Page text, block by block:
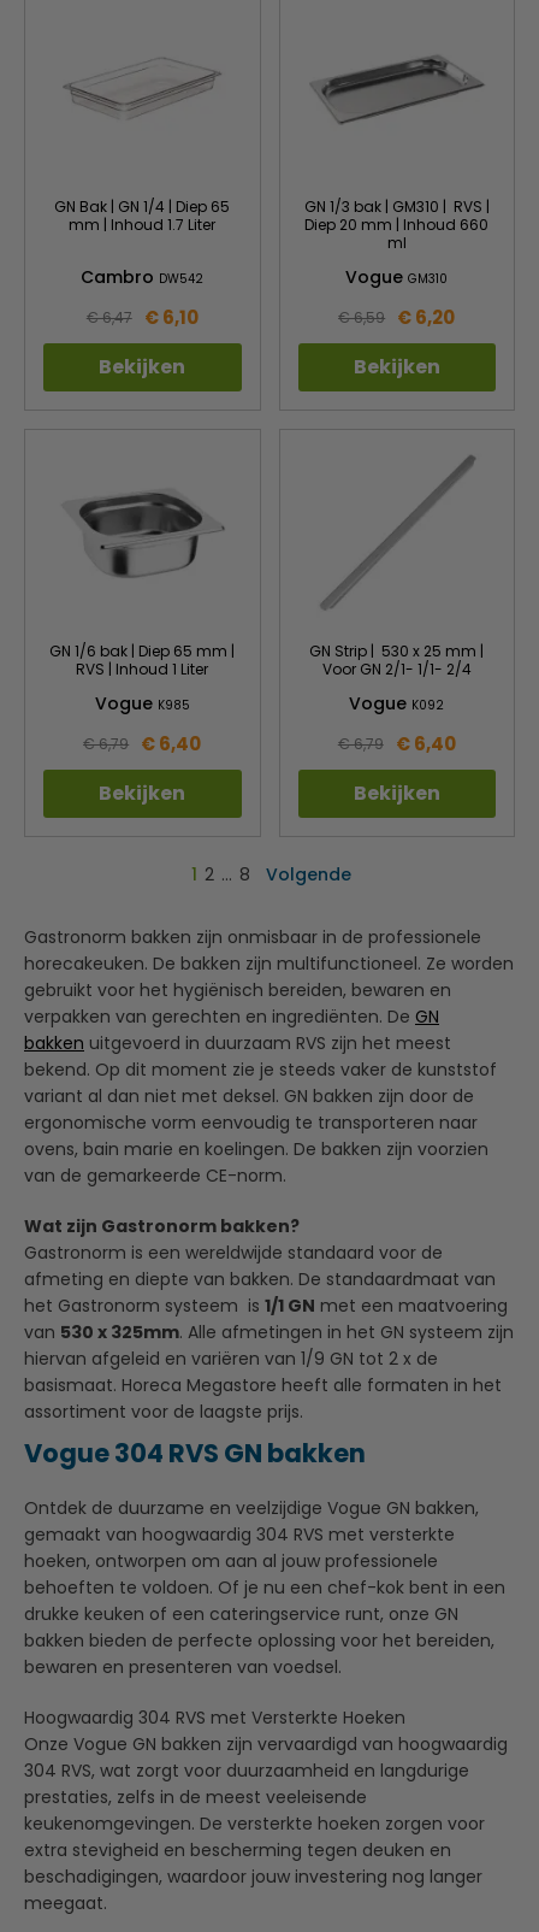
GN Bak | GN 1/4 | Diep 65
mm | Inhoud 1.7 Liter
Cambro DW542
€ 6,47 € 6,10
Bekijken
GN 1/3 bak | GM310 | RVS |
Diep 20 mm | Inhoud 660
ml
VogueGM310
€ 6,59 € 6,20
Bekijken
GN 1/6 bak | Diep 65 mm |
RVS | Inhoud 1 Liter
Vogue K985
€ 6,79 € 6,40
Bekijken
GN Strip | 530 x 25 mm |
Voor GN 2/1- 1/1- 2/4
Vogue K092
€ 6,79 € 6,40
Bekijken
1 2 … 8 Volgende
Gastronorm bakken zijn onmisbaar in de professionele
horecakeuken. De bakken zijn multifunctioneel. Ze worden
gebruikt voor het hygiënisch bereiden, bewaren en
verpakken van gerechten en ingrediënten. De GN
bakken uitgevoerd in duurzaam RVS zijn het meest
bekend. Op dit moment zie je steeds vaker de kunststof
variant al dan niet met deksel. GN bakken zijn door de
ergonomische vorm eenvoudig te transporteren naar
ovens, bain marie en koelingen. De bakken zijn voorzien
van de gemarkeerde CE-norm.
Wat zijn Gastronorm bakken?
Gastronorm is een wereldwijde standaard voor de
afmeting en diepte van bakken. De standaardmaat van
het Gastronorm systeem is 1/1 GN met een maatvoering
van 530 x 325mm. Alle afmetingen in het GN systeem zijn
hiervan afgeleid en variëren van 1/9 GN tot 2 x de
basismaat. Horeca Megastore heeft alle formaten in het
assortiment voor de laagste prijs.
Vogue 304 RVS GN bakken
Ontdek de duurzame en veelzijdige Vogue GN bakken,
gemaakt van hoogwaardig 304 RVS met versterkte
hoeken, ontworpen om aan al jouw professionele
behoeften te voldoen. Of je nu een chef-kok bent in een
drukke keuken of een cateringservice runt, onze GN
bakken bieden de perfecte oplossing voor het bereiden,
bewaren en presenteren van voedsel.
Hoogwaardig 304 RVS met Versterkte Hoeken
Onze Vogue GN bakken zijn vervaardigd van hoogwaardig
304 RVS, wat zorgt voor duurzaamheid en langdurige
prestaties, zelfs in de meest veeleisende
keukenomgevingen. De versterkte hoeken zorgen voor
extra stevigheid en bescherming tegen deuken en
beschadigingen, waardoor jouw investering nog langer
meegaat.